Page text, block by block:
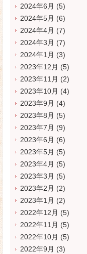
2024年6月 (5)
2024年5月 (6)
2024年4月 (7)
2024年3月 (7)
2024年1月 (3)
2023年12月 (5)
2023年11月 (2)
2023年10月 (4)
2023年9月 (4)
2023年8月 (5)
2023年7月 (9)
2023年6月 (6)
2023年5月 (5)
2023年4月 (5)
2023年3月 (5)
2023年2月 (2)
2023年1月 (2)
2022年12月 (5)
2022年11月 (5)
2022年10月 (5)
2022年9月 (3)